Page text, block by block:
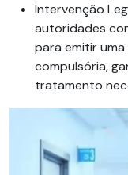
Intervenção
autoridades
para emitir
compulsória,
tratamento